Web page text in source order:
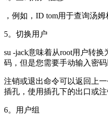
，例如，ID tom用于查询汤姆
5。切换用户
su -jack意味着从root用户转
码，但是您需要手动输入密码
注销或退出命令可以返回上
插孔，使用插孔下的出口或注
6。用户组